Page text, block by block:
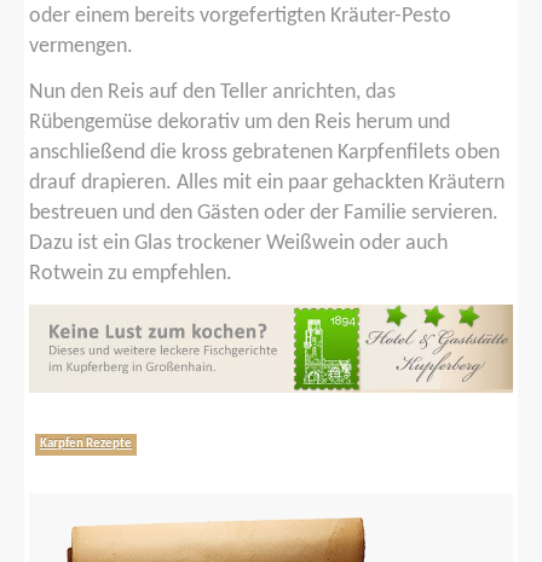
oder einem bereits vorgefertigten Kräuter-Pesto
vermengen.
Nun den Reis auf den Teller anrichten, das
Rübengemüse dekorativ um den Reis herum und
anschließend die kross gebratenen Karpfenfilets oben
drauf drapieren. Alles mit ein paar gehackten Kräutern
bestreuen und den Gästen oder der Familie servieren.
Dazu ist ein Glas trockener Weißwein oder auch
Rotwein zu empfehlen.
Karpfen Rezepte